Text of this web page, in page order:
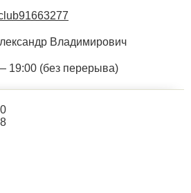
Владимирович
19:00 (без перерыва)